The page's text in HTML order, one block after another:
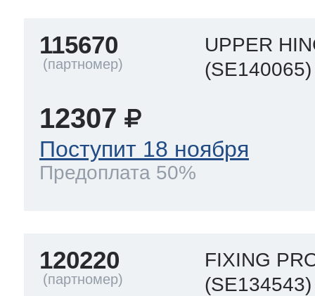
115670
UPPER
(SE140065)
12307
Поступит 18 ноября
Предоплата 50%
120220
FIXING
(SE134543)